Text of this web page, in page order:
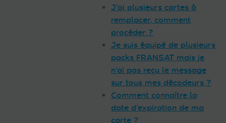
J’ai plusieurs cartes à
remplacer, comment
procéder ?
Je suis équipé de plusieurs
packs FRANSAT mais je
n’ai pas reçu le message
sur tous mes décodeurs ?
Comment connaître la
date d’expiration de ma
carte ?